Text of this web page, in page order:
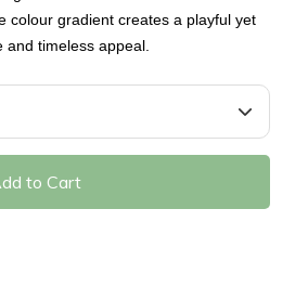
colour gradient creates a playful yet
timeless appeal.
to Cart